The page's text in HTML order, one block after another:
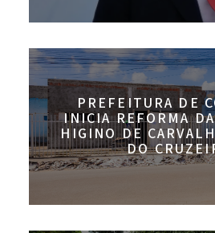
PREFEITURA DE
INICIA REFORMA
HIGINO DE
DO